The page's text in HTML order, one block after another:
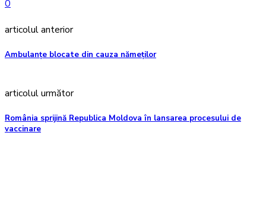
0
articolul anterior
Ambulanțe blocate din cauza nămeților
articolul următor
România sprijină Republica Moldova în lansarea procesului de
vaccinare